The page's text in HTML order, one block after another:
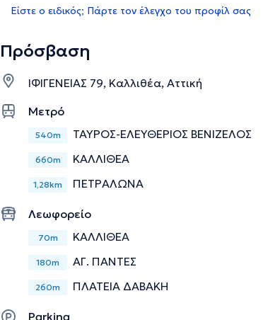
Είστε ο ειδικός; Πάρτε τον έλεγχο του προφίλ σας
Πρόσβαση
ΙΦΙΓΕΝΕΙΑΣ 79, Καλλιθέα, Αττική
Μετρό
540m ΤΑΥΡΟΣ-ΕΛΕΥΘΕΡΙΟΣ ΒΕΝΙΖΕΛΟΣ
660m ΚΑΛΛΙΘΕΑ
1,28km ΠΕΤΡΑΛΩΝΑ
Λεωφορείο
70m ΚΑΛΛΙΘΕΑ
180m ΑΓ. ΠΑΝΤΕΣ
260m ΠΛΑΤΕΙΑ ΔΑΒΑΚΗ
Parking